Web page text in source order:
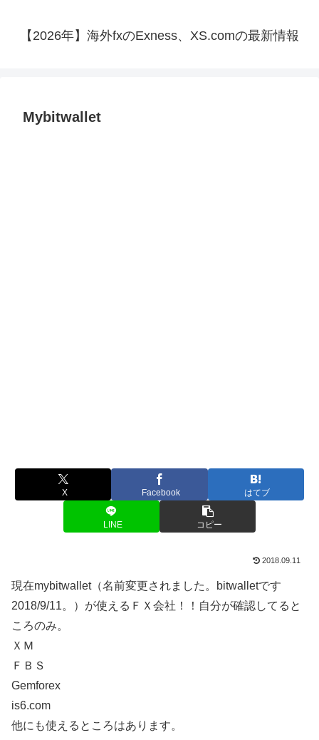
【2026年】海外fxのExness、XS.comの最新情報
Mybitwallet
X Facebook はてブ
LINE コピー
2018.09.11
現在mybitwallet（名前変更されました。bitwalletです
2018/9/11。）が使えるＦＸ会社！！自分が確認してると
ころのみ。
ＸＭ
ＦＢＳ
Gemforex
is6.com
他にも使えるところはあります。